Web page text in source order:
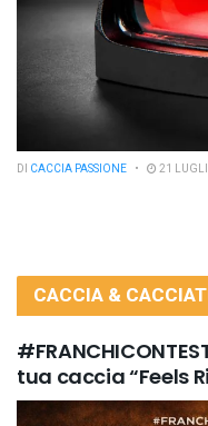
DI CACCIA PASSIONE 21
CACCIA &
tua caccia “Feels